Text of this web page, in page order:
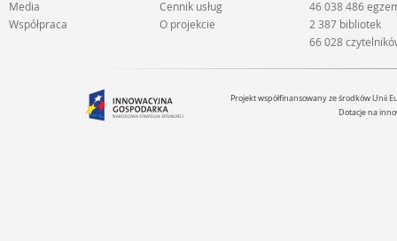
Media
Współpraca
Cennik usług
O projekcie
46 038 486
2 387 bibliotek
66 028
Projekt współfinansowany ze środków Unii
Dotacje na